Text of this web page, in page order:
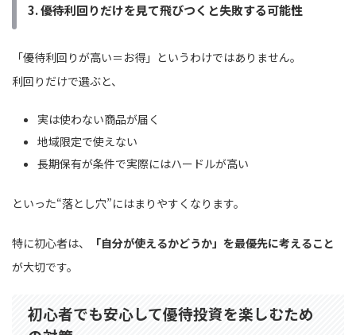
3. 優待利回りだけを見て飛びつくと失敗する可能性
「優待利回りが高い＝お得」というわけではありません。
利回りだけで選ぶと、
実は使わない商品が届く
地域限定で使えない
長期保有が条件で実際にはハードルが高い
といった“落とし穴”にはまりやすくなります。
特に初心者は、
「自分が使えるかどうか」を最優先に考えること
が大切です。
初心者でも安心して優待投資を楽しむため